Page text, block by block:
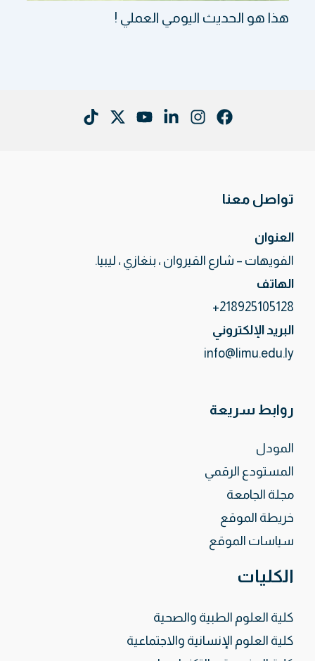
هذا هو الحديث اليومي العملي !
تواصل معنا
العنوان
الفويهات – شارع القيروان ، بنغازي ، ليبيا.
الهاتف
218925105128+
البريد الإلكتروني
info@limu.edu.ly
روابط سريعة
المودل
المستودع الرقمي
مجلة الجامعة
خريطة الموقع
سياسات الموقع
الكليات
كلية العلوم الطبية والصحية
كلية العلوم الإنسانية والاجتماعية